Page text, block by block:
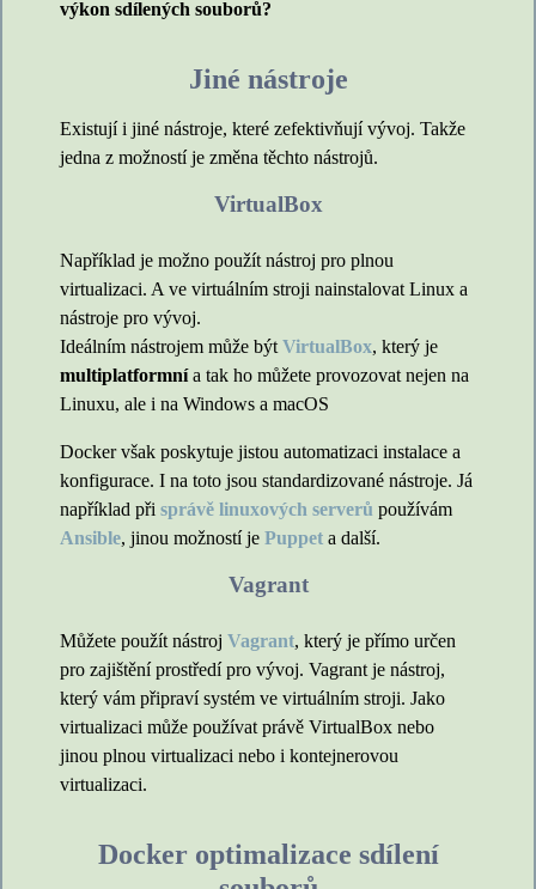
výkon sdílených souborů?
Jiné nástroje
Existují i jiné nástroje, které zefektivňují vývoj. Takže
jedna z možností je změna těchto nástrojů.
VirtualBox
Například je možno použít nástroj pro plnou
virtualizaci. A ve virtuálním stroji nainstalovat Linux a
nástroje pro vývoj.
Ideálním nástrojem může být VirtualBox, který je
multiplatformnía tak ho můžete provozovat nejen na
Linuxu, ale i na Windows a macOS
Docker však poskytuje jistou automatizaci instalace a
konfigurace. I na toto jsou standardizované nástroje. Já
například při správě linuxových serverů používám
Ansible, jinou možností je Puppet a další.
Vagrant
Můžete použít nástroj Vagrant, který je přímo určen
pro zajištění prostředí pro vývoj. Vagrant je nástroj,
který vám připraví systém ve virtuálním stroji. Jako
virtualizaci může používat právě VirtualBox nebo
jinou plnou virtualizaci nebo i kontejnerovou
virtualizaci.
Docker optimalizace sdílení